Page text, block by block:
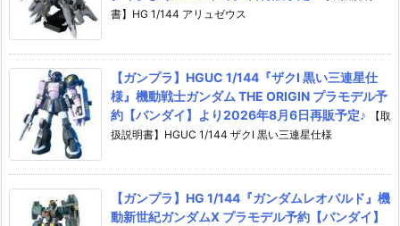
書】HG 1/144 アリュゼウス
【ガンプラ】HGUC 1/144『ザクI 黒い三連星仕
様』機動戦士ガンダム THE ORIGIN プラモデル予
約【バンダイ】より2026年8月6日再販予定♪
【取
扱説明書】HGUC 1/144 ザクI 黒い三連星仕様
【ガンプラ】HG 1/144『ガンダムレオパルド』機
動新世紀ガンダムX プラモデル予約【バンダイ】